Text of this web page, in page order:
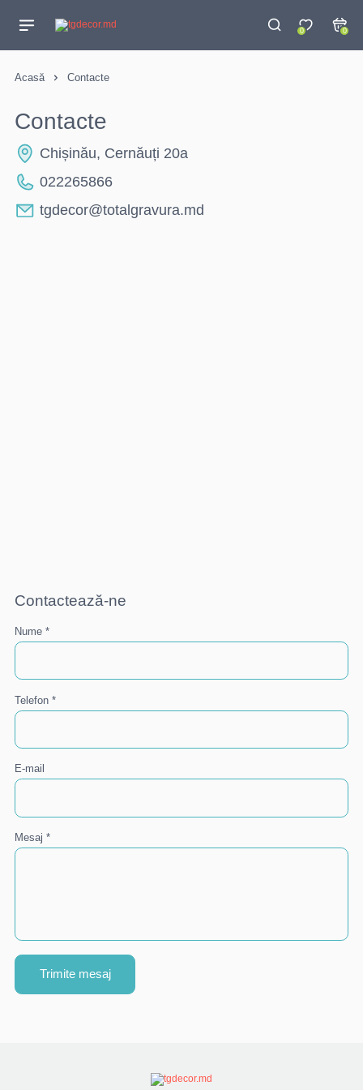
0 0
Acasă Contacte
Contacte
Chișinău, Cernăuți 20a
022265866
tgdecor@totalgravura.md
Contactează-ne
Nume *
Telefon *
E-mail
Mesaj *
Trimite mesaj